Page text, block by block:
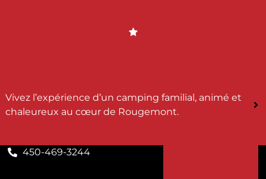
Vivez l’expérience d’un camping familial, animé et
chaleureux au cœur de Rougemont.
450-469-3244